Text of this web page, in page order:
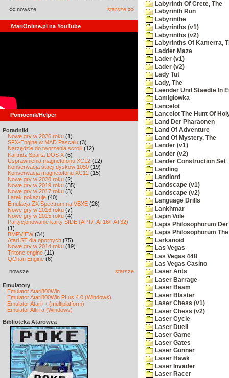
«« nowsze starsze »»
AtariOnline.pl na YouTube
Pomocnik/Helper
Poradniki
Nowe gry w 2026 roku (1)
SFX-Engine w MAD Pascalu (3)
Narzędzie do tworzenia scrolli (12)
Kartridż Sparta DOS X (6)
Usprawnienia magnetofonu XC12 (12)
Konserwacja stacji dysków 1050 (19)
Konserwacja magnetofonu XC12 (15)
Nowe gry w 2020 roku (2)
Nowe gry w 2019 roku (35)
Nowe gry w 2017 roku (3)
Larek pokazuje (40)
Emulacja ZX Spectrum na VBXE (26)
Nowe gry w 2016 roku (7)
Nowe gry w 2015 roku (4)
Partycjonowanie karty SIDE (APT/FAT16/FAT32)
(1)
BMPVIEW(34)
Atari ST dla opornych (75)
Nowe gry w 2014 roku (19)
Tritone engine (11)
QChan Engine (6)
nowsze starsze
Emulatory
Emulator Atari800Win
Emulator Atari800Win PLus 4.0 (Windows)
Emulator Atari++ (multiplatform)
Emulator Altirra (Windows)
Biblioteka Atarowca
Labyrinth Of Crete, The
Labyrinth Run
Labyrinthe
Labyrinths (v1)
Labyrinths (v2)
Labyrinths Of Kamerra,
Ladder Maze
Lader (v1)
Lader (v2)
Lady Tut
Lady, The
Laender Und Staedte In
Lamiglowka
Lancelot
Lancelot The Hunt Of
Land Der Pharaonen
Land Of Adventure
Land Of Mystery, The
Lander (v1)
Lander (v2)
Lander Construction Set
Landing
Landlord
Landscape (v1)
Landscape (v2)
Language Drills
Lankhmar
Lapin Vole
Lapis Philosophorum
Lapis Philosophorum
Larkanoid
Las Vegas
Las Vegas 448
Las Vegas Casino
Laser Ants
Laser Barrage
Laser Beam
Laser Blaster
Laser Chess (v1)
Laser Chess (v2)
Laser Cycle
Laser Duell
Laser Game
Laser Gates
Laser Gunner
Laser Hawk
Laser Invader
Laser Racer